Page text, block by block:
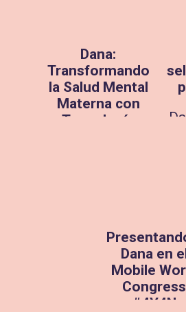
Dana:
Transformando
la Salud Mental
Materna con
Tecnología
para mujeres en
su transición
hacia la
maternidad, se
encuentra en un
la
Dana en
Mobile
Congress
#4Y4N